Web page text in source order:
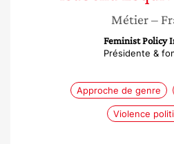
Métier–
Feminist Policy
Présidente &
Approche de genre
Violence